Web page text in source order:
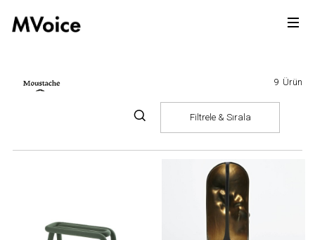
Filtrele & Sırala
9 Ürün